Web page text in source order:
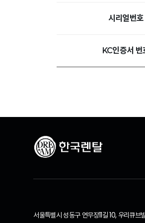
시리얼번호
KC인증서 번
서울특별시 성동구 연무장11길 10, 우리큐브